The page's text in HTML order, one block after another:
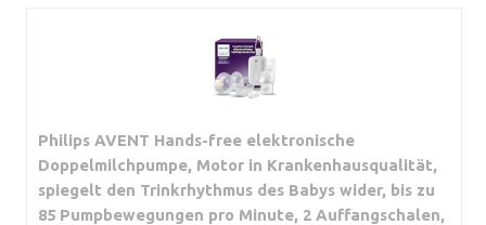
Philips AVENT Hands-free elektronische
Doppelmilchpumpe, Motor in Krankenhausqualität,
spiegelt den Trinkrhythmus des Babys wider, bis zu
85 Pumpbewegungen pro Minute, 2 Auffangschalen,